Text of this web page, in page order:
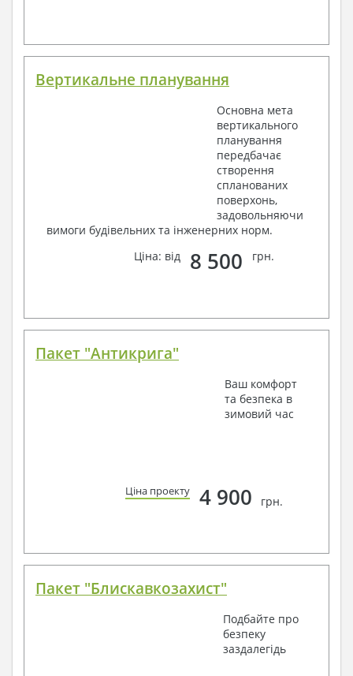
Вертикальне планування
Основна мета
вертикального
планування
передбачає
створення
спланованих
поверхонь,
задовольняючи
вимоги будівельних та інженерних норм.
Ціна: від
8 500 грн.
Пакет "Антикрига"
Ваш комфорт
та безпека в
зимовий час
Ціна проекту 4 900 грн.
Пакет "Блискавкозахист"
Подбайте про
безпеку
заздалегідь